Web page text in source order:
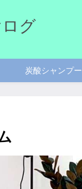
ログ
炭酸シャンプー